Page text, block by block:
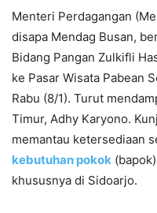
Menteri Perdagangan
disapa Mendag Busan,
Bidang Pangan Zulkifli
ke Pasar Wisata Pabean
Rabu (8/1). Turut
Timur, Adhy Karyono.
memantau ketersediaan
kebutuhan pokok
khususnya di Sidoarjo.